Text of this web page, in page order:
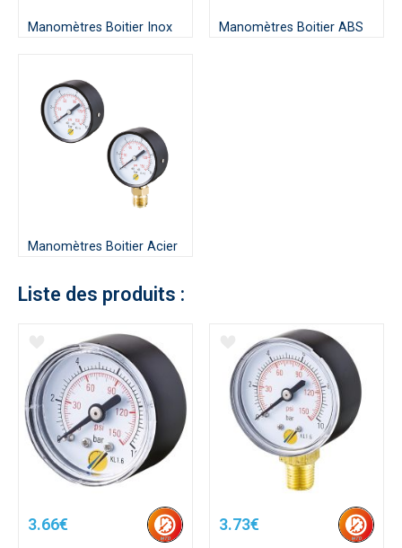
Manomètres Boitier Inox Manomètres Boitier ABS
Manomètres Boitier Acier
Liste des produits :
3.66€ 3.73€